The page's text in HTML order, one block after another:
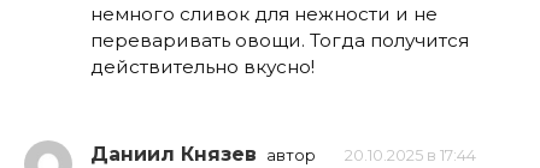
немного сливок для нежности и не
переваривать овощи. Тогда получится
действительно вкусно!
Даниил Князев автор 20.10.2025 в 17:44